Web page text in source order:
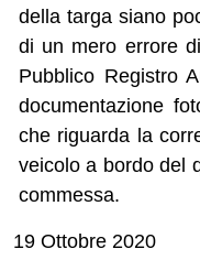
della targa siano
di un mero errore
Pubblico Registro
documentazione
che riguarda la
veicolo a bordo del
commessa.
19 Ottobre 2020